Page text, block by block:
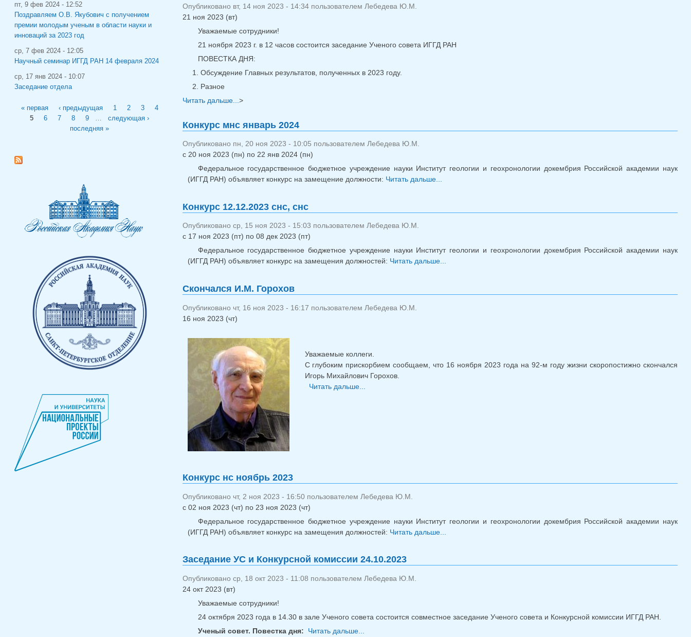
Опубликовано вт, 14 ноя 2023 - 14:34 пользователем Лебедева Ю.М.
21 ноя 2023 (вт)
Уважаемые сотрудники!
21 ноября 2023 г. в 12 часов состоится заседание Ученого совета ИГГД РАН
ПОВЕСТКА ДНЯ:
Обсуждение Главных результатов, полученных в 2023 году.
Разное
Читать дальше...о Заседание УС 21.11.2023
>
Конкурс мнс январь 2024
Опубликовано пн, 20 ноя 2023 - 10:05 пользователем Лебедева Ю.М.
с 20 ноя 2023 (пн) по 22 янв 2024 (пн)
Федеральное государственное бюджетное учреждение науки Институт геологии и геохронологии докембрия Российской академии наук
(ИГГД РАН) объявляет конкурс на замещение должности: Читать дальше...
Конкурс 12.12.2023 снс, снс
Опубликовано ср, 15 ноя 2023 - 15:03 пользователем Лебедева Ю.М.
с 17 ноя 2023 (пт) по 08 дек 2023 (пт)
Федеральное государственное бюджетное учреждение науки Институт геологии и геохронологии докембрия Российской академии наук
(ИГГД РАН) объявляет конкурс на замещения должностей: Читать дальше...
Скончался И.М. Горохов
Опубликовано чт, 16 ноя 2023 - 16:17 пользователем Лебедева Ю.М.
16 ноя 2023 (чт)
Уважаемые коллеги.
С глубоким прискорбием сообщаем, что 16 ноября 2023 года на 92-м году жизни скоропостижно скончался
Игорь Михайлович Горохов.
Читать дальше...
Конкурс нс ноябрь 2023
Опубликовано чт, 2 ноя 2023 - 16:50 пользователем Лебедева Ю.М.
с 02 ноя 2023 (чт) по 23 ноя 2023 (чт)
Федеральное государственное бюджетное учреждение науки Институт геологии и геохронологии докембрия Российской академии наук
(ИГГД РАН) объявляет конкурс на замещения должностей: Читать дальше...
Заседание УС и Конкурсной комиссии 24.10.2023
Опубликовано ср, 18 окт 2023 - 11:08 пользователем Лебедева Ю.М.
24 окт 2023 (вт)
Уважаемые сотрудники!
24 октября 2023 года в 14.30 в зале Ученого совета состоится совместное заседание Ученого совета и Конкурсной комиссии ИГГД РАН.
Ученый совет. Повестка дня:
Читать дальше...
пт, 9 фев 2024 - 12:52
Поздравляем О.В. Якубович с получением
премии молодым ученым в области науки и
инноваций за 2023 год
ср, 7 фев 2024 - 12:05
Научный семинар ИГГД РАН 14 февраля 2024
ср, 17 янв 2024 - 10:07
Заседание отдела
« первая ‹ предыдущая 1 2 3
4
5
6 7 8 9
следующая ›
последняя »